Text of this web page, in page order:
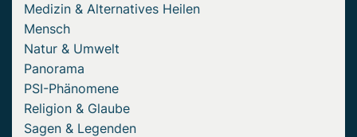
Medizin & Alternatives Heilen
Mensch
Natur & Umwelt
Panorama
PSI-Phänomene
Religion & Glaube
Sagen & Legenden